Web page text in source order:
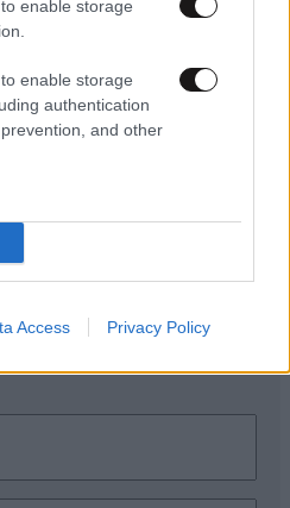
enable storage
enable storage
authentication
and other
Access Privacy Policy